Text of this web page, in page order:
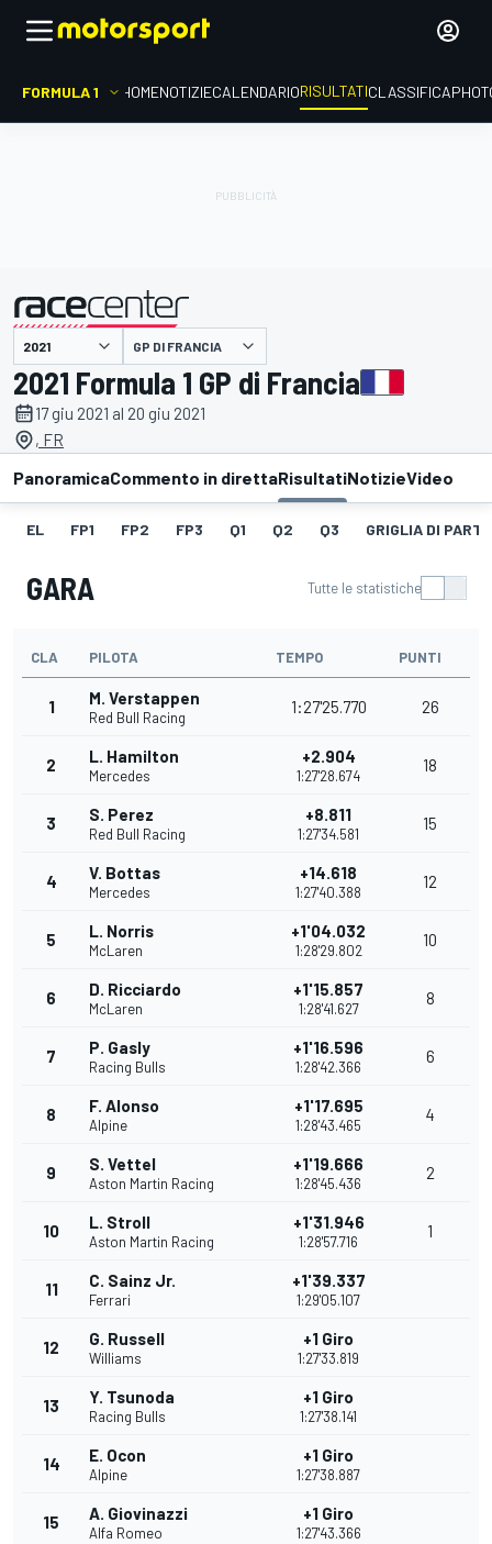
FORMULA 1 HOMENOTIZIECALENDARIORISULTATICLASSIFICA
presentato da GP DI FRANCIA
2021 Formula 1 GP di Francia
17 giu 2021 al 20 giu 2021
, FR
PanoramicaCommento in direttaRisultatiNotizieVideo
EL FP1 FP2 FP3 Q1 Q2 Q3 GRIGLIA DI
GARA Tutte le statistiche
CLA PILOTA TEMPO PUNTI
1 M. Verstappen
Red Bull Racing
1:27'25.770 26
2 L. Hamilton
Mercedes
+2.904
1:27'28.674
18
3 S. Perez
Red Bull Racing
+8.811
1:27'34.581
15
4 V. Bottas
Mercedes
+14.618
1:27'40.388
12
5 L. Norris
McLaren
+1'04.032
1:28'29.802
10
6 D. Ricciardo
McLaren
+1'15.857
1:28'41.627
8
7 P. Gasly
Racing Bulls
+1'16.596
1:28'42.366
6
8 F. Alonso
Alpine
+1'17.695
1:28'43.465
4
9 S. Vettel
Aston Martin Racing
+1'19.666
1:28'45.436
2
10 L. Stroll
Aston Martin Racing
+1'31.946
1:28'57.716
1
11 C. Sainz Jr.
Ferrari
+1'39.337
1:29'05.107
12 G. Russell
Williams
+1 Giro
1:27'33.819
13 Y. Tsunoda
Racing Bulls
+1 Giro
1:27'38.141
14 E. Ocon
Alpine
+1 Giro
1:27'38.887
15 A. Giovinazzi
Alfa Romeo
+1 Giro
1:27'43.366